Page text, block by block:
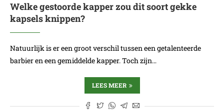
Welke gestoorde kapper zou dit soort gekke
kapsels knippen?
Natuurlijk is er een groot verschil tussen een getalenteerde
barbier en een gemiddelde kapper. Toch zijn…
LEES MEER